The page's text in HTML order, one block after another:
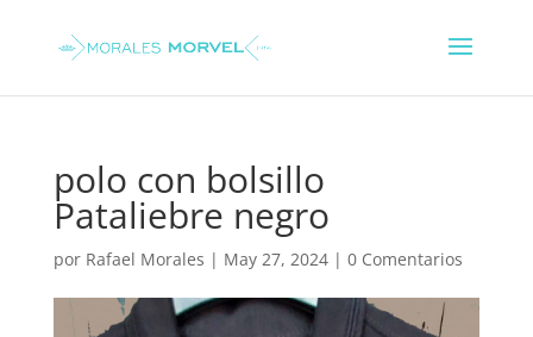
polo con bolsillo
Pataliebre negro
por Rafael Morales | May 27, 2024| 0 Comentarios